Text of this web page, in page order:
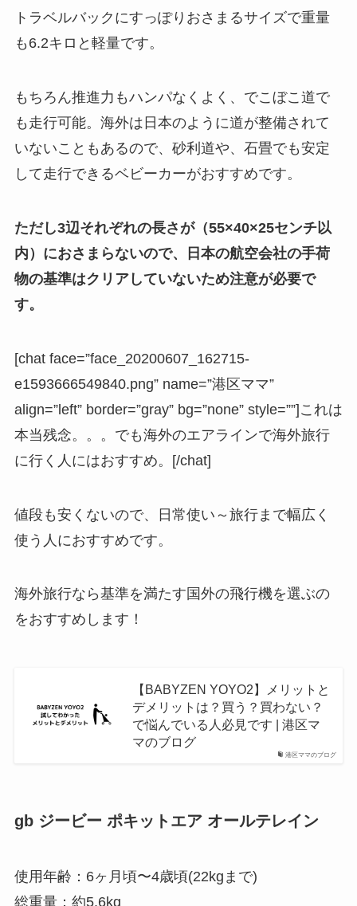
トラベルバックにすっぽりおさまるサイズで重量
も6.2キロと軽量です。
もちろん推進力もハンパなくよく、でこぼこ道で
も走行可能。海外は日本のように道が整備されて
いないこともあるので、砂利道や、石畳でも安定
して走行できるベビーカーがおすすめです。
ただし3辺それぞれの長さが（55×40×25センチ以
内）におさまらないので、日本の航空会社の手荷
物の基準はクリアしていないため注意が必要で
す。
[chat face=”face_20200607_162715-
e1593666549840.png” name=”港区ママ”
align=”left” border=”gray” bg=”none” style=””]これは
本当残念。。。でも海外のエアラインで海外旅行
に行く人にはおすすめ。[/chat]
値段も安くないので、日常使い～旅行まで幅広く
使う人におすすめです。
海外旅行なら基準を満たす国外の飛行機を選ぶの
をおすすめします！
港区ママのブログ
【BABYZEN YOYO2】メリットと
デメリットは？買う？買わない？
で悩んでいる人必見です | 港区マ
マのブログ
gb ジービー ポキットエア オールテレイン
使用年齢： 6ヶ月頃〜4歳頃(22kgまで)
総重量：約5.6kg